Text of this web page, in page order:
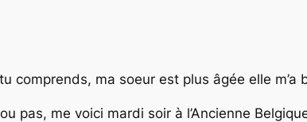
comprends, ma soeur est plus âgée elle
pas, me voici mardi soir à l’Ancienne